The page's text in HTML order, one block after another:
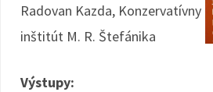
Radovan Kazda, Konzervatívny
inštitút M. R. Štefánika
Výstupy: